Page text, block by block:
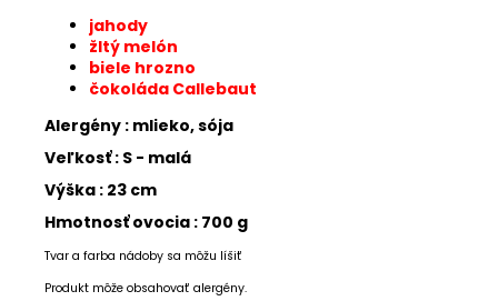
jahody
žltý melón
biele hrozno
čokoláda Callebaut
Alergény : mlieko, sója
Veľkosť : S - malá
Výška : 23 cm
Hmotnosť ovocia : 700 g
Tvar a farba nádoby sa môžu líšiť
Produkt môže obsahovať alergény.